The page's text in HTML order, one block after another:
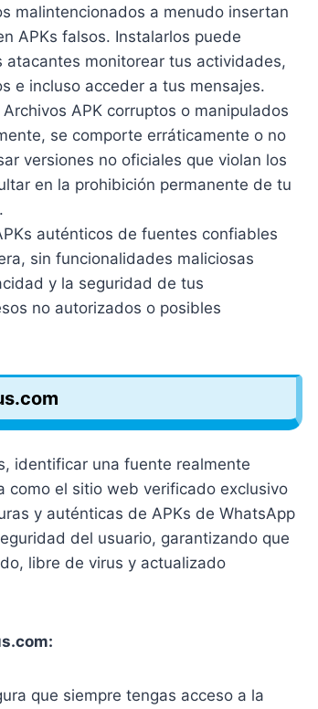
malintencionados a menudo insertan
APKs falsos. Instalarlos puede
monitorear tus actividades,
e incluso acceder a tus mensajes.
Archivos APK corruptos o manipulados
se comporte erráticamente o no
versiones no oficiales que violan los
en la prohibición permanente de tu
auténticos de fuentes confiables
sin funcionalidades maliciosas
y la seguridad de tus
no autorizados o posibles
identificar una fuente realmente
como el sitio web verificado exclusivo
y auténticas de APKs de WhatsApp
del usuario, garantizando que
libre de virus y actualizado
que siempre tengas acceso a la